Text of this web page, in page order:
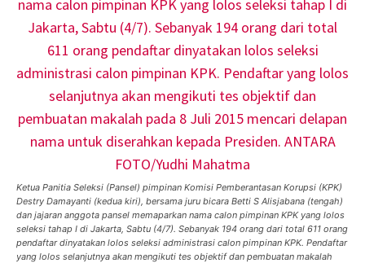
Ketua Panitia Seleksi (Pansel) pimpinan Komisi Pemberantasan Korupsi (KPK)
Destry Damayanti (kedua kiri), bersama juru bicara Betti S Alisjabana (tengah)
dan jajaran anggota pansel memaparkan nama calon pimpinan KPK yang lolos
seleksi tahap I di Jakarta, Sabtu (4/7). Sebanyak 194 orang dari total 611 orang
pendaftar dinyatakan lolos seleksi administrasi calon pimpinan KPK. Pendaftar
yang lolos selanjutnya akan mengikuti tes objektif dan pembuatan makalah